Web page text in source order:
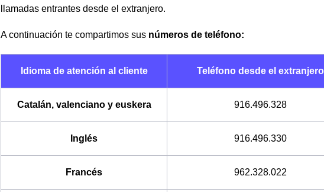
llamadas entrantes desde el extranjero.
A continuación te compartimos sus números de teléfono:
Idioma de atención al cliente Teléfono desde el extranjero
Catalán, valenciano y euskera 916.496.328
Inglés 916.496.330
Francés 962.328.022